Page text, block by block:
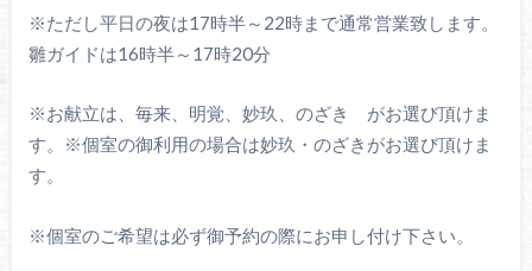
※ただし平日の夜は17時半～22時まで通常営業致します。
雛ガイドは16時半～17時20分
※お献立は、毎来、明覚、妙玖、のざき がお選び頂けま
す。※個室の御利用の場合は妙玖・のざきがお選び頂けま
す。
※個室のご希望は必ず御予約の際にお申し付け下さい。